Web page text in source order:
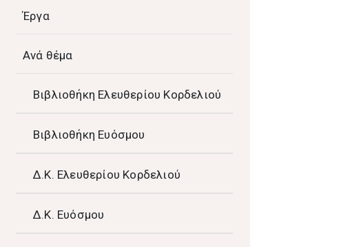
Έργα
Ανά θέμα
Βιβλιοθήκη Ελευθερίου Κορδελιού
Βιβλιοθήκη Ευόσμου
Δ.Κ. Ελευθερίου Κορδελιού
Δ.Κ. Ευόσμου